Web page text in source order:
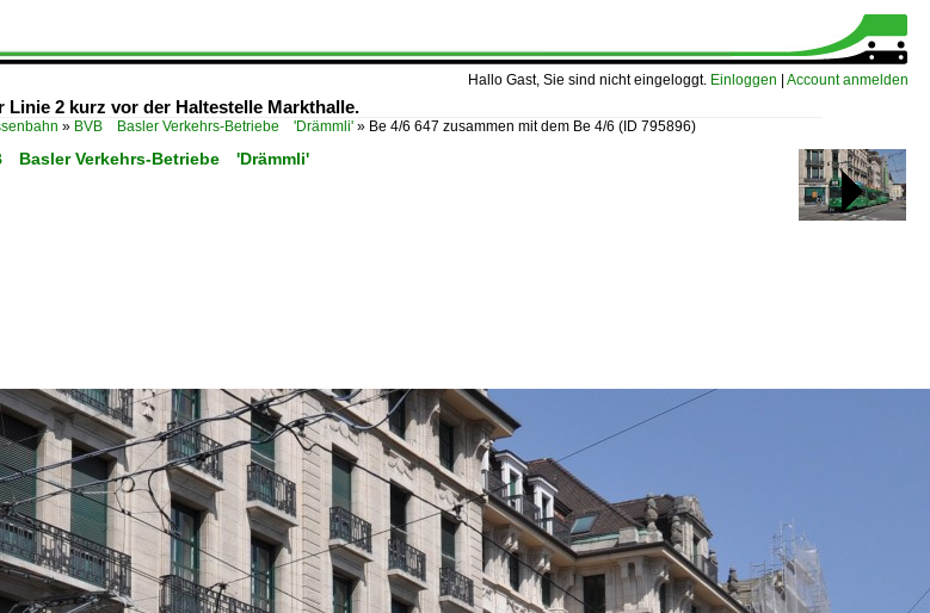
Hallo Gast, Sie sind nicht eingeloggt. Einloggen Account anmelden
Linie 2 kurz vor der Haltestelle Markthalle.
» BVB Basler Verkehrs-Betriebe 'Drämmli' » Be 4/6 647 zusammen mit dem Be 4/6 (ID 795896)
Basler Verkehrs-Betriebe 'Drämmli'